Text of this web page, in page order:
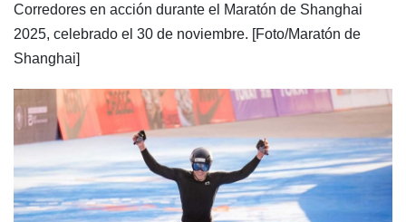
Corredores en acción durante el Maratón de Shanghai
2025, celebrado el 30 de noviembre. [Foto/Maratón de
Shanghai]